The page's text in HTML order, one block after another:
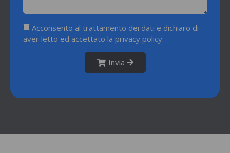
Acconsento al trattamento dei dati e dichiaro di
aver letto ed accettato la privacy policy
Invia